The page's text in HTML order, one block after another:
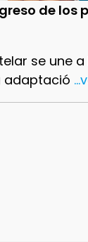
de los
se une
adaptació